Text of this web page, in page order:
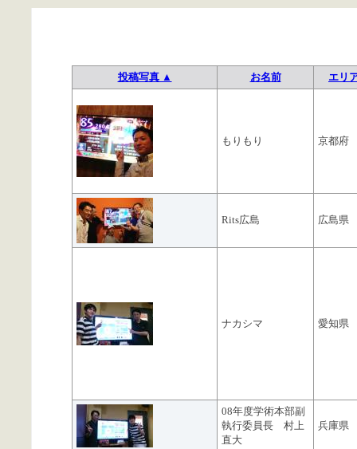
投稿写真 ▲ お名前 エリ
もりもり 京都府
Rits広島 広島県
ナカシマ 愛知県
08年度学術本部副
執行委員長 村上
直大
兵庫県